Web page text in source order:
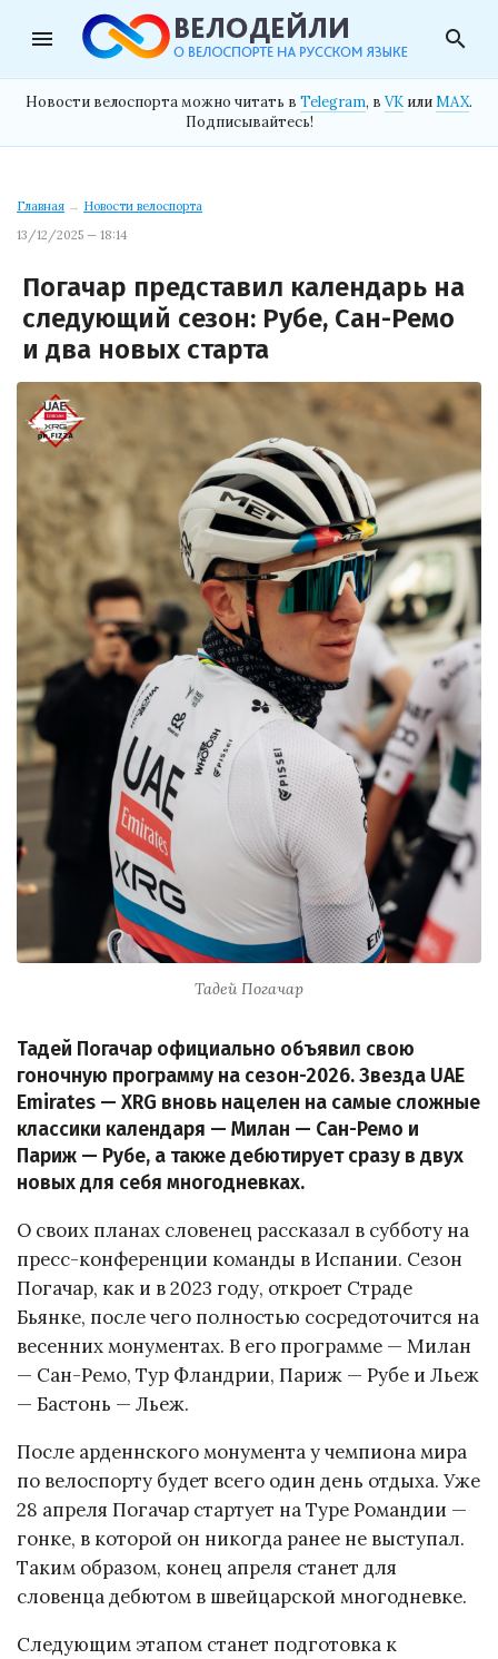
menu search
Новости велоспорта можно читать в Telegram, в VK илиMAX.
Подписывайтесь!
Главная → Новости велоспорта
13/12/2025 — 18:14
Погачар представил календарь на
следующий сезон: Рубе, Сан-Ремо
и два новых старта
Тадей Погачар
Тадей Погачар официально объявил свою
гоночную программу на сезон-2026. Звезда UAE
Emirates — XRG вновь нацелен на самые сложные
классики календаря — Милан — Сан-Ремо и
Париж — Рубе, а также дебютирует сразу в двух
новых для себя многодневках.
О своих планах словенец рассказал в субботу на
пресс-конференции команды в Испании. Сезон
Погачар, как и в 2023 году, откроет Страде
Бьянке, после чего полностью сосредоточится на
весенних монументах. В его программе — Милан
— Сан-Ремо, Тур Фландрии, Париж — Рубе и Льеж
— Бастонь — Льеж.
После арденнского монумента у чемпиона мира
по велоспорту будет всего один день отдыха. Уже
28 апреля Погачар стартует на Туре Романдии —
гонке, в которой он никогда ранее не выступал.
Таким образом, конец апреля станет для
словенца дебютом в швейцарской многодневке.
Следующим этапом станет подготовка к